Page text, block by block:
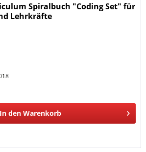
Spiralbuch "Coding Set" für
Lehrkräfte
In den Warenkorb